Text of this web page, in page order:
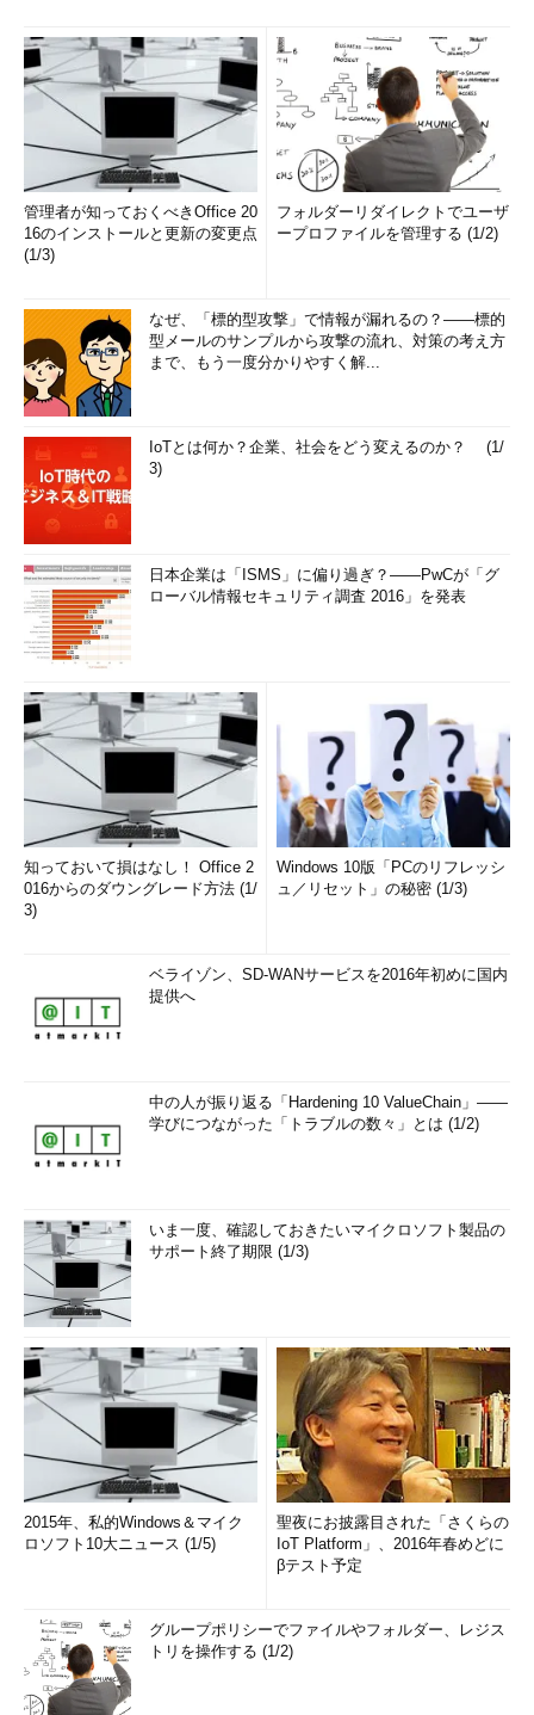
管理者が知っておくべきOffice 20
16のインストールと更新の変更点
(1/3)
フォルダーリダイレクトでユーザ
ープロファイルを管理する (1/2)
なぜ、「標的型攻撃」で情報が漏れるの？――標的
型メールのサンプルから攻撃の流れ、対策の考え方
まで、もう一度分かりやすく解...
IoTとは何か？企業、社会をどう変えるのか？ (1/
3)
日本企業は「ISMS」に偏り過ぎ？――PwCが「グ
ローバル情報セキュリティ調査 2016」を発表
知っておいて損はなし！ Office 2
016からのダウングレード方法 (1/
3)
Windows 10版「PCのリフレッシ
ュ／リセット」の秘密 (1/3)
ベライゾン、SD-WANサービスを2016年初めに国内
提供へ
中の人が振り返る「Hardening 10 ValueChain」――
学びにつながった「トラブルの数々」とは (1/2)
いま一度、確認しておきたいマイクロソフト製品の
サポート終了期限 (1/3)
2015年、私的Windows＆マイク
ロソフト10大ニュース (1/5)
聖夜にお披露目された「さくらの
IoT Platform」、2016年春めどに
βテスト予定
グループポリシーでファイルやフォルダー、レジス
トリを操作する (1/2)